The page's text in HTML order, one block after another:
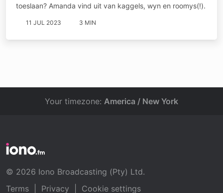
toeslaan? Amanda vind uit van kaggels, wyn en roomys(!).
11 JUL 2023 3 MIN
Your timezone: America / New York
© 2026 Iono Broadcasting (Pty) Ltd.
Terms
Privacy Cookie settings